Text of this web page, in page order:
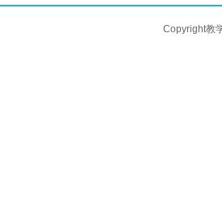
Copyright教